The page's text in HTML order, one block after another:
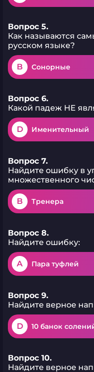
Вопрос 5.
Как называются
русском языке?
B Сонорные
Вопрос 6.
Какой падеж НЕ
D Именительный
Вопрос 7.
Найдите ошибку в
множественного
B Тренера
Вопрос 8.
Найдите ошибку:
A Пара туфлей
Вопрос 9.
Найдите верное
D 10 банок
Вопрос 10.
Найдите верное